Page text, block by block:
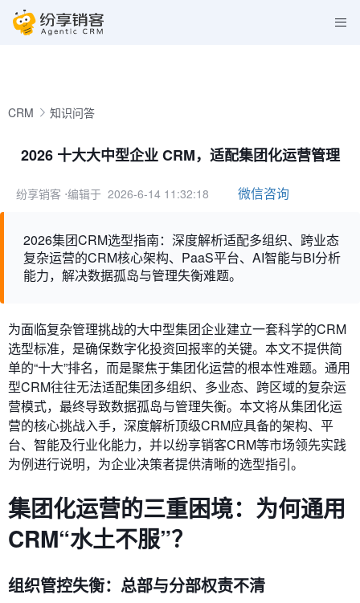
CRM 知识问答
2026 十大大中型企业 CRM，适配集团化运营管理
纷享销客 ⋅编辑于 2026-6-14 11:32:18 微信咨询
2026集团CRM选型指南：深度解析适配多组织、跨业态
复杂运营的CRM核心架构、PaaS平台、AI智能与BI分析
能力，解决数据孤岛与管理失衡难题。
为面临复杂管理挑战的大中型集团企业建立一套科学的CRM
选型标准，是确保数字化投资回报率的关键。本文不提供简
单的“十大”排名，而是聚焦于集团化运营的根本性难题。通用
型CRM往往无法适配集团多组织、多业态、跨区域的复杂运
营模式，最终导致数据孤岛与管理失衡。本文将从集团化运
营的核心挑战入手，深度解析顶级CRM应具备的架构、平
台、智能及行业化能力，并以纷享销客CRM等市场领先实践
为例进行说明，为企业决策者提供清晰的选型指引。
集团化运营的三重困境：为何通用
CRM“水土不服”？
组织管控失衡：总部与分部权责不清